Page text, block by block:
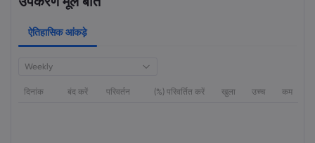
ऐतिहासिक आंकड़े
Weekly
दिनांक बंद करें परिवर्तन (%) परिवर्तित करें खुला उच्च कम